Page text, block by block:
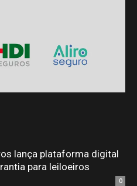
lança plataforma digital
para leiloeiros
0